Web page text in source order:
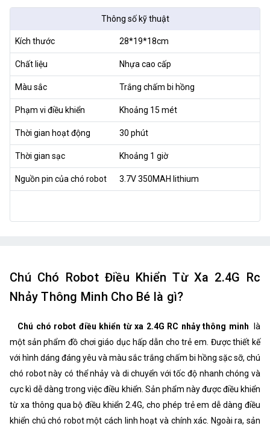
Thông số kỹ thuật
Kích thước 28*19*18cm
Chất liệu Nhựa cao cấp
Màu sắc Trắng chấm bi hồng
Phạm vi điều khiển Khoảng 15 mét
Thời gian hoạt động 30 phút
Thời gian sạc Khoảng 1 giờ
Nguồn pin của chó robot 3.7V 350MAH lithium
Chú Chó Robot Điều Khiển Từ Xa 2.4G Rc
Nhảy Thông Minh Cho Bé là gì?
Chú chó robot điều khiển từ xa 2.4G RC nhảy thông minh là
một sản phẩm đồ chơi giáo dục hấp dẫn cho trẻ em. Được thiết kế
với hình dáng đáng yêu và màu sắc trắng chấm bi hồng sặc sỡ, chú
chó robot này có thể nhảy và di chuyển với tốc độ nhanh chóng và
cực kì dễ dàng trong việc điều khiển. Sản phẩm này được điều khiển
từ xa thông qua bộ điều khiển 2.4G, cho phép trẻ em dễ dàng điều
khiển chú chó robot một cách linh hoạt và chính xác. Ngoài ra, sản